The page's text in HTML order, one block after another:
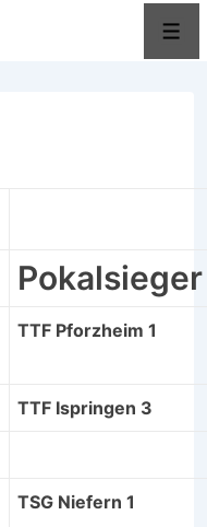
Pokalsieger
TTF Pforzheim 1
TTF Ispringen 3
TSG Niefern 1